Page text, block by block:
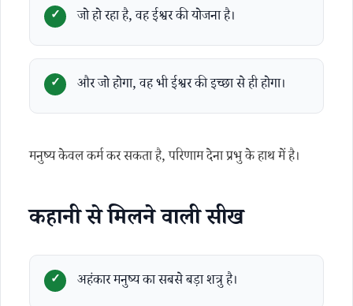
जो हो रहा है, वह ईश्वर की योजना है।
और जो होगा, वह भी ईश्वर की इच्छा से ही होगा।
मनुष्य केवल कर्म कर सकता है, परिणाम देना प्रभु के हाथ में है।
कहानी से मिलने वाली सीख
अहंकार मनुष्य का सबसे बड़ा शत्रु है।